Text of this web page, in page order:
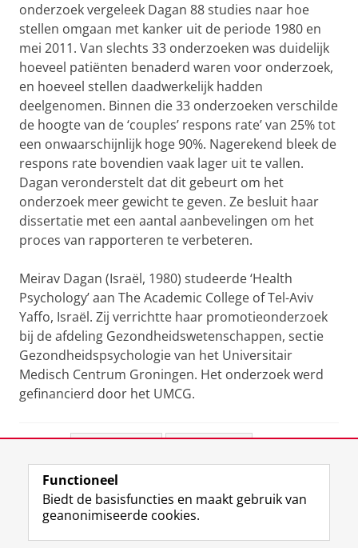
onderzoek vergeleek Dagan 88 studies naar hoe
stellen omgaan met kanker uit de periode 1980 en
mei 2011. Van slechts 33 onderzoeken was duidelijk
hoeveel patiënten benaderd waren voor onderzoek,
en hoeveel stellen daadwerkelijk hadden
deelgenomen. Binnen die 33 onderzoeken verschilde
de hoogte van de ‘couples’ respons rate’ van 25% tot
een onwaarschijnlijk hoge 90%. Nagerekend bleek de
respons rate bovendien vaak lager uit te vallen.
Dagan veronderstelt dat dit gebeurt om het
onderzoek meer gewicht te geven. Ze besluit haar
dissertatie met een aantal aanbevelingen om het
proces van rapporteren te verbeteren.
Meirav Dagan (Israël, 1980) studeerde ‘Health
Psychology’ aan The Academic College of Tel-Aviv
Yaffo, Israël. Zij verrichtte haar promotieonderzoek
bij de afdeling Gezondheidswetenschappen, sectie
Gezondheidspsychologie van het Universitair
Medisch Centrum Groningen. Het onderzoek werd
gefinancierd door het UMCG.
View this page in:English
Volg de RUG F L R I Y
Functioneel
Biedt de basisfuncties en maakt gebruik van
geanonimiseerde cookies.